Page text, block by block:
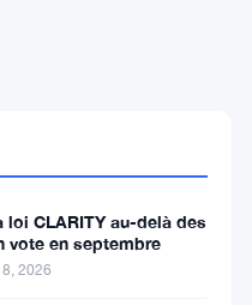
CLARITY au-delà des
vote en septembre
8, 2026